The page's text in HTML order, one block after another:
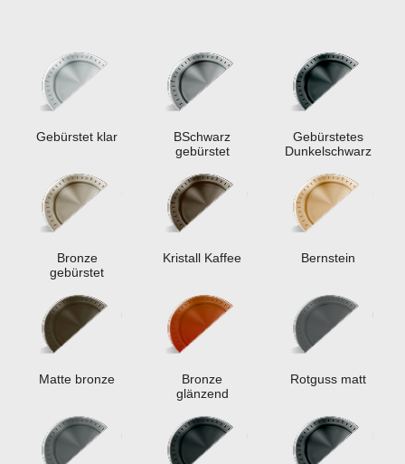
Gebürstet klar
ВSchwarz
gebürstet
Gebürstetes
Dunkelschwarz
Bronze
gebürstet
Kristall Kaffee Bernstein
Matte bronze
Bronze
glänzend
Rotguss matt